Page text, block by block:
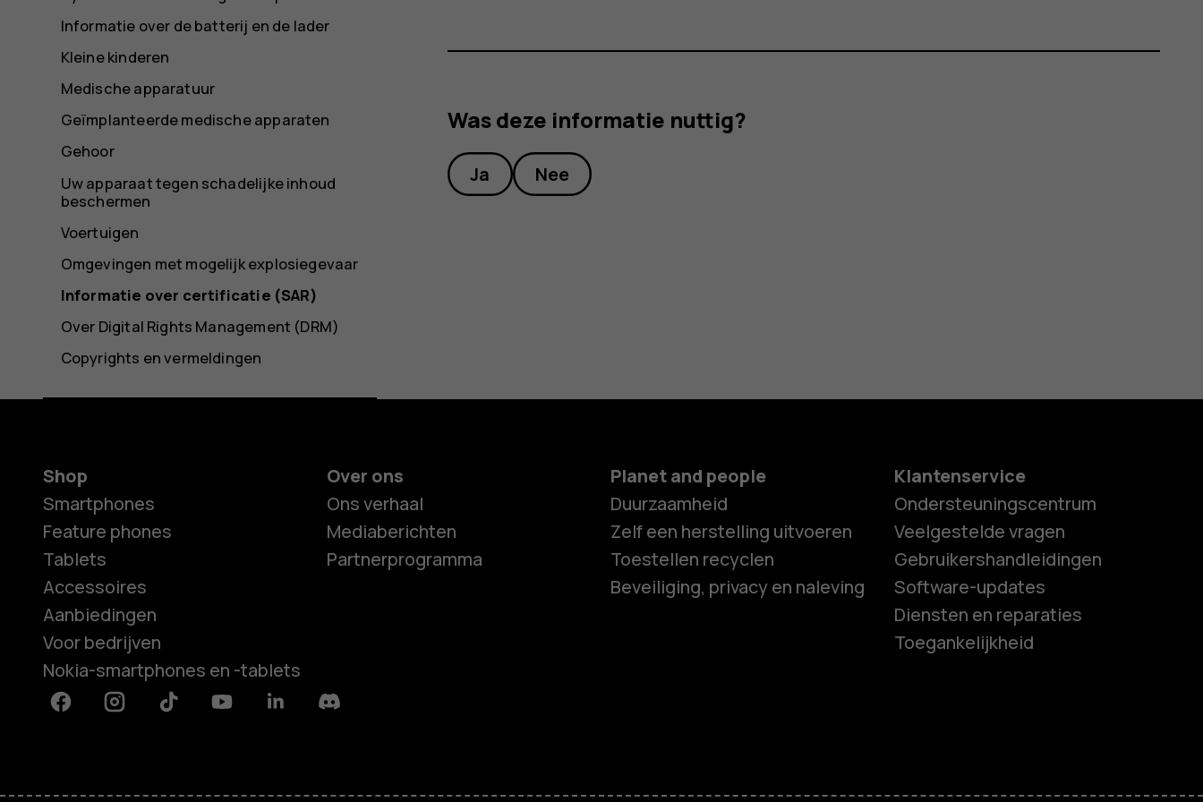
Smartphones
Was deze informatie nuttig?
Ja Nee
Informatie over de batterij en de lader
Kleine kinderen
Medische apparatuur
Geïmplanteerde medische apparaten
Gehoor
Uw apparaat tegen schadelijke inhoud
beschermen
Voertuigen
Omgevingen met mogelijk explosiegevaar
Informatie over certificatie (SAR)
Over Digital Rights Management (DRM)
Copyrights en vermeldingen
Shop
Smartphones
Feature phones
Tablets
Accessoires
Aanbiedingen
Voor bedrijven
Nokia-smartphones en -tablets
Over ons
Ons verhaal
Mediaberichten
Partnerprogramma
Planet and people
Duurzaamheid
Zelf een herstelling uitvoeren
Toestellen recyclen
Beveiliging, privacy en naleving
Klantenservice
Ondersteuningscentrum
Veelgestelde vragen
Gebruikershandleidingen
Software-updates
Diensten en reparaties
Toegankelijkheid
FacebookInstagramTiktok YoutubeLinkedinDiscord